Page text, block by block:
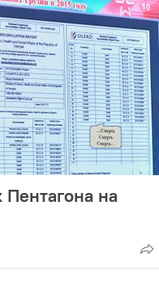
Пентагона на